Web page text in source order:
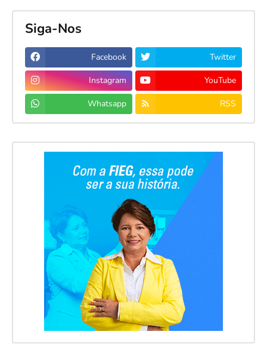
Siga-Nos
Facebook Twitter
Instagram YouTube
Whatsapp RSS